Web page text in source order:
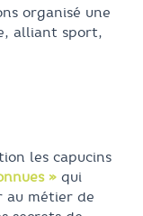
organisé une
alliant sport,
les capucins
» qui
au métier de